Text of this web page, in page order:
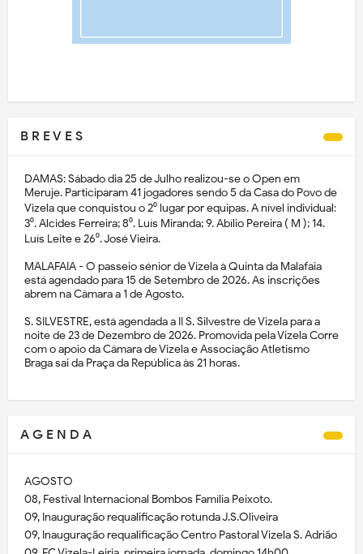
B R E V E S
DAMAS: Sábado dia 25 de Julho realizou-se o Open em
Meruje. Participaram 41 jogadores sendo 5 da Casa do Povo de
Vizela que conquistou o 2⁰ lugar por equipas. A nível individual:
3⁰. Alcides Ferreira; 8⁰. Luís Miranda; 9. Abílio Pereira ( M ); 14.
Luís Leite e 26⁰. José Vieira.
MALAFAIA - O passeio sénior de Vizela à Quinta da Malafaia
está agendado para 15 de Setembro de 2026. As inscrições
abrem na Câmara a 1 de Agosto.
S. SILVESTRE, está agendada a II S. Silvestre de Vizela para a
noite de 23 de Dezembro de 2026. Promovida pela Vizela Corre
com o apoio da Câmara de Vizela e Associação Atletismo
Braga sai da Praça da República às 21 horas.
A G E N D A
AGOSTO
08, Festival Internacional Bombos Família Peixoto.
09, Inauguração requalificação rotunda J.S.Oliveira
09, Inauguração requalificação Centro Pastoral Vizela S. Adrião